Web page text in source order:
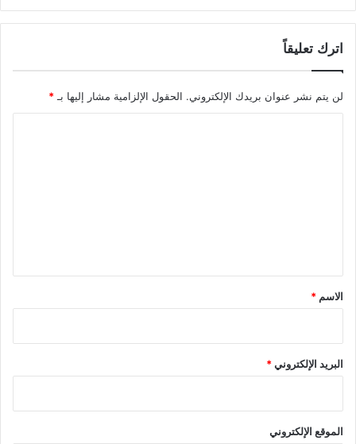
اترك تعليقاً
لن يتم نشر عنوان بريدك الإلكتروني. الحقول الإلزامية مشار إليها بـ *
*
الاسم *
البريد الإلكتروني*
الموقع الإلكتروني